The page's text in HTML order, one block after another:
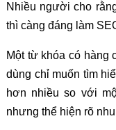
Nhiều người cho
thì càng đáng làm
Một từ khóa có hàng
dùng chỉ muốn tìm
hơn nhiều so với
nhưng thể hiện rõ